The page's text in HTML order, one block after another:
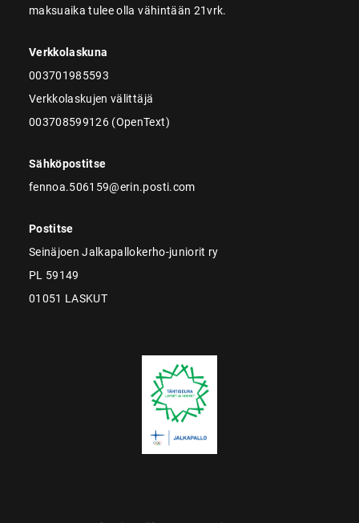
maksuaika tulee olla vähintään 21vrk.
Verkkolaskuna
003701985593
Verkkolaskujen välittäjä
003708599126 (OpenText)
Sähköpostitse
fennoa.506159@erin.posti.com
Postitse
Seinäjoen Jalkapallokerho-juniorit ry
PL 59149
01051 LASKUT